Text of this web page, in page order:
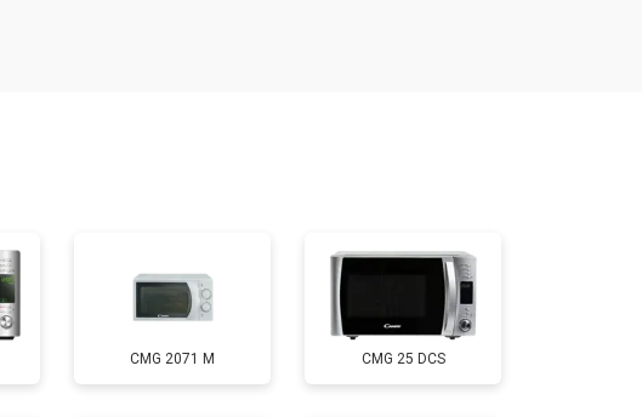
от 3500 ₽
от 4500 ₽ Заказать
CMG 2071 M CMG 25 DCS